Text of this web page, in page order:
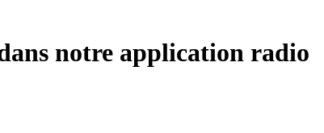
notre application radio